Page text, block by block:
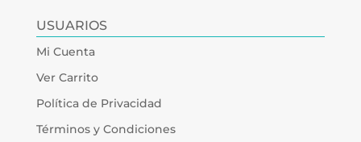
USUARIOS
Mi Cuenta
Ver Carrito
Política de Privacidad
Términos y Condiciones